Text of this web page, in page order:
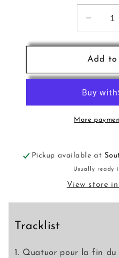
for
la
fin
du
Add to
More
Pickup available at
Usually ready
View store
Tracklist
1. Quatuor pour la fin du